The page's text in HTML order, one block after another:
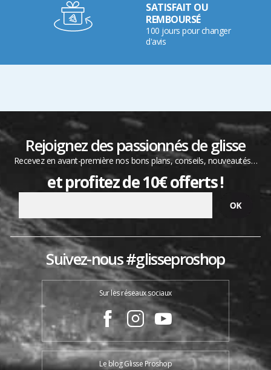
SATISFAIT OU
REMBOURSÉ
100 jours pour changer
d'avis
Rejoignez des passionnés de glisse
Recevez en avant-première nos bons plans, conseils, nouveautés…
et profitez de 10€ offerts !
Suivez-nous #glisseproshop
Sur les réseaux sociaux
Le blog Glisse Proshop